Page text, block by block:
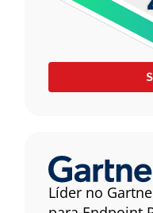
Líder no